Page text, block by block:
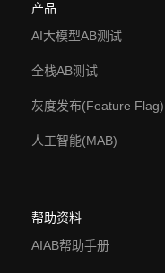
产品
AI大模型AB测试
全栈AB测试
灰度发布(Feature Flag)
人工智能(MAB)
帮助资料
AIAB帮助手册